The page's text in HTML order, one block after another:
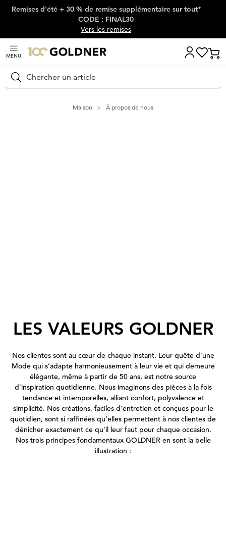
Passer la navigation, aller directement au contenu
Remises d'été + 30 % de remise supplémentaire sur tout*
CODE : FINAL30
Vers les remises
MENU
Rechercher
Maison À propos de nous
LES VALEURS GOLDNER
Nos clientes sont au cœur de chaque instant. Leur quête d'une
Mode qui s’adapte harmonieusement à leur vie et qui demeure
élégante, même à partir de 50 ans, est notre source
d’inspiration quotidienne. Nous imaginons des pièces à la fois
tendance et intemporelles, alliant confort, polyvalence et
simplicité. Nos créations, faciles d’entretien et conçues pour le
quotidien, sont si raffinées qu’elles permettent à nos clientes de
dénicher exactement ce qu'il leur faut pour chaque occasion.
Nos trois principes fondamentaux GOLDNER en sont la belle
illustration :